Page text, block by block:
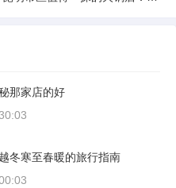
那家店的好
冬寒至春暖的旅行指南